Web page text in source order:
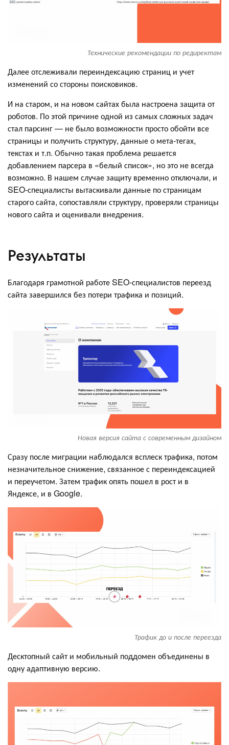
Технические рекомендации по редиректам
Далее отслеживали переиндексацию страниц и учет
изменений со стороны поисковиков.
И на старом, и на новом сайтах была настроена защита от
роботов. По этой причине одной из самых сложных задач
стал парсинг — не было возможности просто обойти все
страницы и получить структуру, данные о мета-тегах,
текстах и т.п. Обычно такая проблема решается
добавлением парсера в «белый список», но это не всегда
возможно. В нашем случае защиту временно отключали, и
SEO-специалисты вытаскивали данные по страницам
старого сайта, сопоставляли структуру, проверяли страницы
нового сайта и оценивали внедрения.
Результаты
Благодаря грамотной работе SEO-специалистов переезд
сайта завершился без потери трафика и позиций.
Новая версия сайта с современным дизайном
Сразу после миграции наблюдался всплеск трафика, потом
незначительное снижение, связанное с переиндексацией
и переучетом. Затем трафик опять пошел в рост и в
Яндексе, и в Google.
Трафик до и после переезда
Десктопный сайт и мобильный поддомен объединены в
одну адаптивную версию.